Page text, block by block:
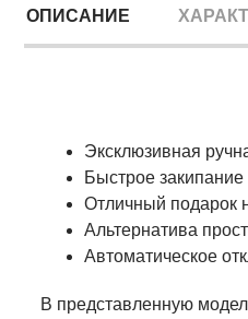
ОПИСАНИЕ
Эксклюзивная
Быстрое
Отличный подарок
Альтернатива
Автоматическое
В представленную